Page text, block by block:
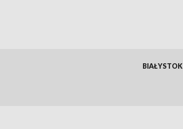
BIAŁYSTOK